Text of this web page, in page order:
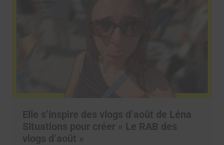
Elle s’inspire des vlogs d’août de Léna
Situations pour créer « Le RAB des
vlogs d’août »